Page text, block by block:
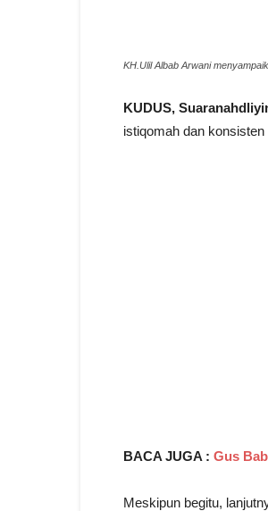
KH.Ulil Albab Arwani
KUDUS,
istiqomah dan konsisten
BACA JUGA : Gus
Meskipun begitu,